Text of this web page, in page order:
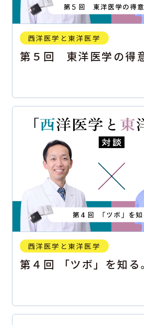
西洋医学と東洋医学
第５回 東洋医学の得
西洋医学と東洋医学
第４回 「ツボ」を知る